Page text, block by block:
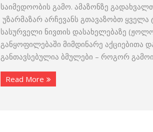
საიმედოობის გამო. ამაზონზე
უზარმაზარ არჩევანს გთავაზობთ
სასურველი ნივთის დასახელებაზე
განყოფილებაში მიმდინარე
განთავსებულია ბმულები – როგორ
Read More